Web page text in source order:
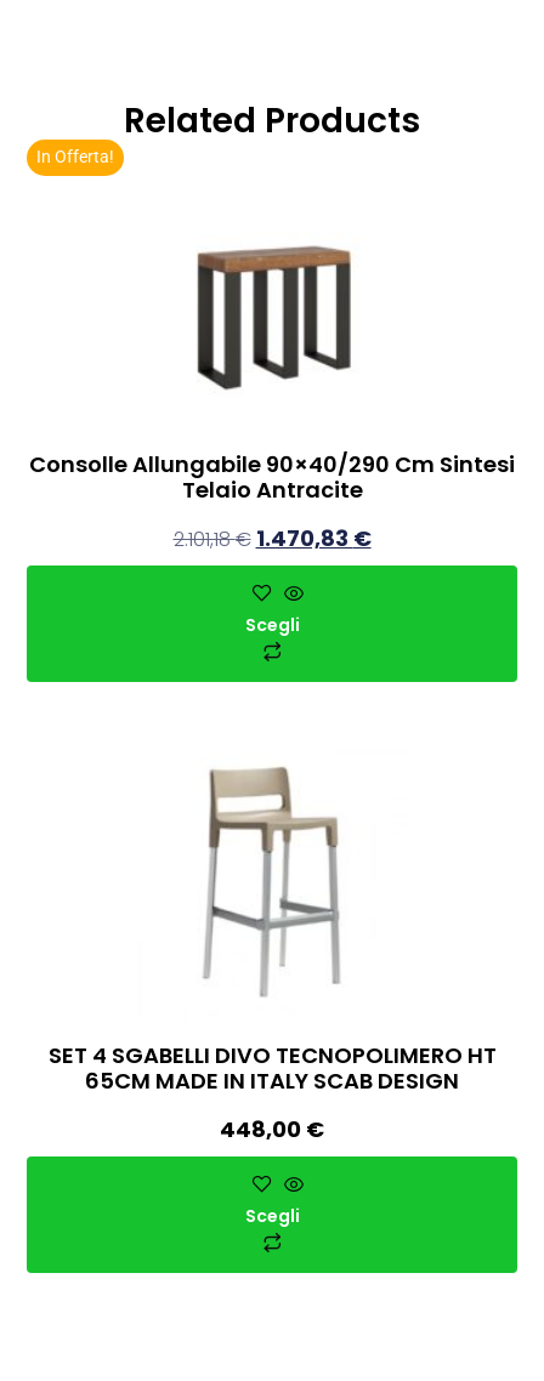
Related Products
In Offerta!
Consolle Allungabile 90×40/290 Cm Sintesi
Telaio Antracite
2.101,18€ 1.470,83 €
Scegli
SET 4 SGABELLI DIVO TECNOPOLIMERO HT
65CM MADE IN ITALY SCAB DESIGN
448,00 €
Scegli